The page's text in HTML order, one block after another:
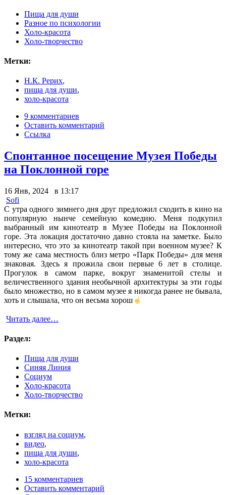
Пища для души
Разное по психологии
Холо-красота
Холо-творчество
Метки:
Н.К. Рерих,
пища для души,
холо-красота
9 комментариев
Оставить комментарий
Ссылка
Спонтанное посещение Музея Победы
на Поклонной горе
16 Янв, 2024 в 13:17
Sofi
С утра одного зимнего дня друг предложил сходить в кино на
популярную нынче семейную комедию. Меня подкупил
выбранный им кинотеатр в Музее Победы на Поклонной
горе. Эта локация достаточно давно стояла на заметке. Было
интересно, что это за кинотеатр такой при военном музее? К
тому же сама местность близ метро «Парк Победы» для меня
знаковая. Здесь я прожила свои первые 6 лет в столице.
Прогулок в самом парке, вокруг знаменитой стелы и
величественного здания необычной архитектуры за эти годы
было множество, но в самом музее я никогда ранее не бывала,
хоть и слышала, что он весьма хорош
Читать далее…
Раздел:
Пища для души
Синяя Линия
Социум
Холо-красота
Холо-творчество
Метки:
взгляд на социум,
видео,
пища для души,
холо-красота
15 комментариев
Оставить комментарий